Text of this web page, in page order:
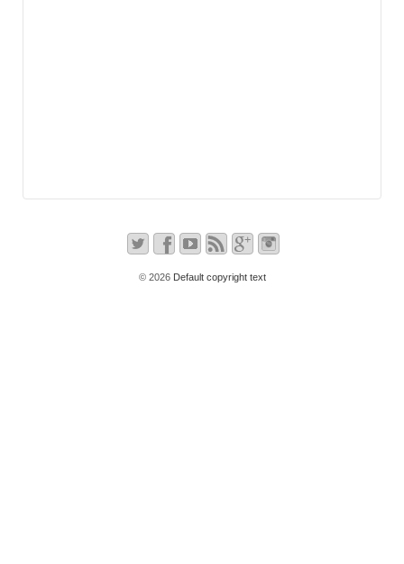
© 2026Default copyright text